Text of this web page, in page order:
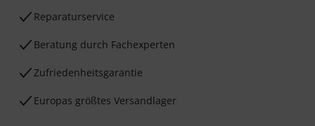
Reparaturservice
Beratung durch Fachexperten
Zufriedenheitsgarantie
Europas größtes Versandlager